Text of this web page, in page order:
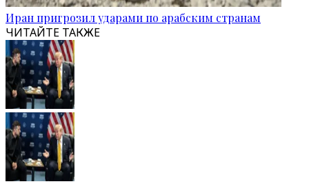
Иран пригрозил ударами по арабским странам
ЧИТАЙТЕ ТАКЖЕ